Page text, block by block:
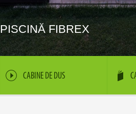
FIBREX
CABINE DE DUS